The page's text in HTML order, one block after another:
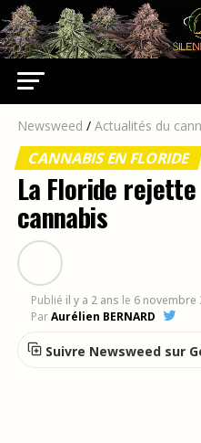
Newsweed / Actualités du
CANNABIS EN FLORIDE
La Floride
cannabis
Publié il y a 2 ans le 6 novembre
ParAurélien BERNARD
Suivre Newsweed sur